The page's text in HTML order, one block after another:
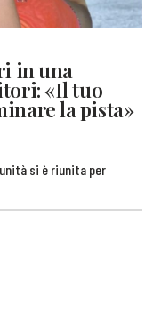
in una
«Il tuo
la pista»
si è riunita per